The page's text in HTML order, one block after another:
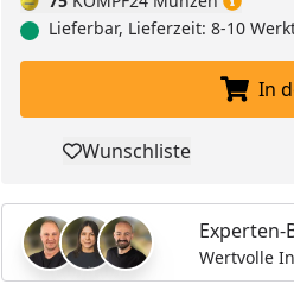
hinzufügen
Lieferbar, Lieferzeit: 8-10
In
Produkt zur
Wunschliste
Experten-
Wertvolle